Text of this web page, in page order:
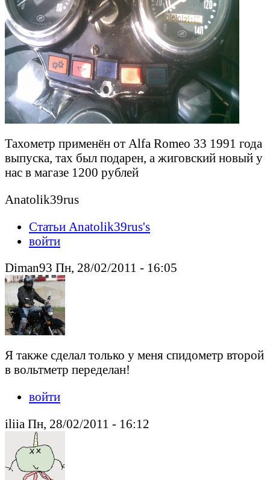
Тахометр применён от Alfa Romeo 33 1991 года
выпуска, тах был подарен, а жиговский новый у
нас в магазе 1200 рублей
Anatolik39rus
Статьи Anatolik39rus's
войти
Diman93 Пн, 28/02/2011 - 16:05
Я также сделал только у меня спидометр второй
в вольтметр переделан!
войти
iliia Пн, 28/02/2011 - 16:12